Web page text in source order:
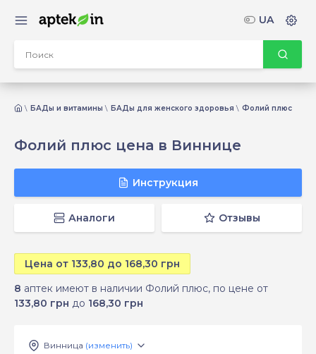
БАДы и витамины БАДы для женского здоровья Фолий плюс
Фолий плюс цена в Виннице
Инструкция
Аналоги Отзывы
Цена от 133,80 до 168,30 грн
8 аптек имеют в наличии Фолий плюс, по цене от
133,80 грн до 168,30 грн
Винница (изменить)
UA